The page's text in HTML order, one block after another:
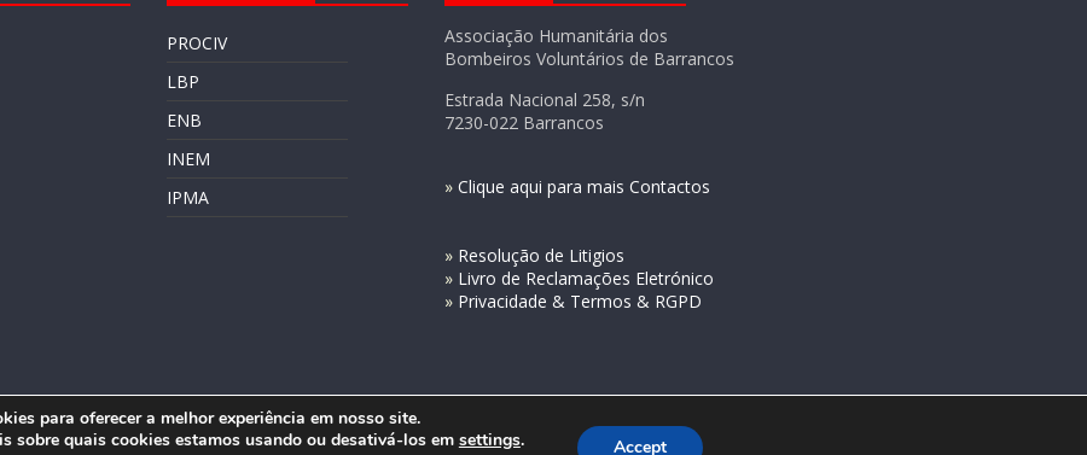
PROCIV
LBP
ENB
INEM
IPMA
Associação Humanitária dos
Bombeiros Voluntários de Barrancos
Estrada Nacional 258, s/n
7230-022 Barrancos
» Clique aqui para mais Contactos
» Resolução de Litigios
» Livro de Reclamações Eletrónico
» Privacidade & Termos & RGPD
para oferecer a melhor experiência em nosso site.
sobre quais cookies estamos usando ou desativá-los em settings. Accept